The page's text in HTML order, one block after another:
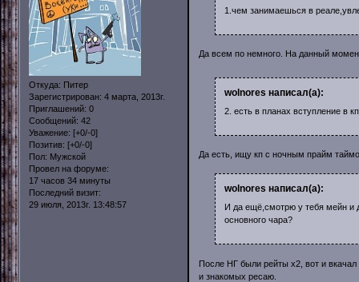
Откуда: Питер
Зарегистрирован: 4 марта, 2013г.
Приглашений: 0
Сообщений: 42
Уважение: [+0/-0]
Позитив: [+0/-0]
Пол: Мужской
Провел на форуме:
17 часов 34 минуты
Последний визит:
29 июля, 2013г. 13:48:57
1.чем занимаешься в
Да всем по немного. На данный
wolnores написал(а):
2. есть в планах вступление в
Да есть, ищу кп с ночным прайм
wolnores написал(а):
И да ещё,смотрю у тебя мейн и
основного чара?
После НГ были рейты х2, вот и
и знакомых ресаю.